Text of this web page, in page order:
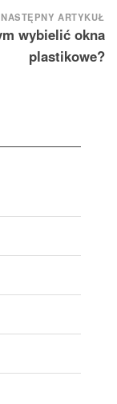
NASTĘPNY ARTYKUŁ
wybielić okna
plastikowe?